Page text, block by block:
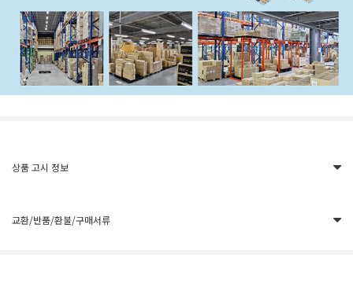
상품 고시 정보
교환/반품/환불/구매서류